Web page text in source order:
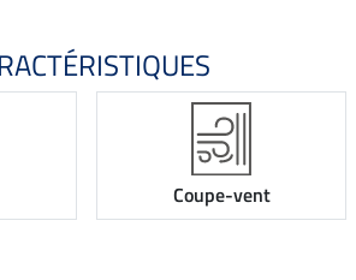
Coupe-vent